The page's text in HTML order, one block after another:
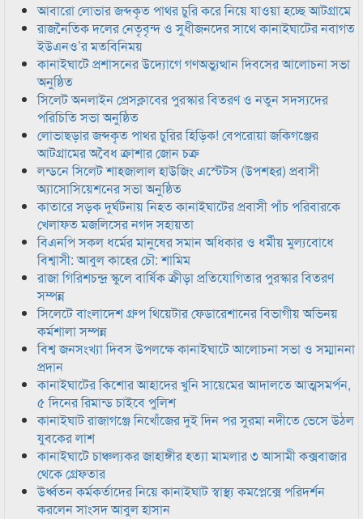
আবারো লোভার জব্দকৃত পাথর চুরি করে নিয়ে যাওয়া হচ্ছে আটগ্রামে
রাজনৈতিক দলের নেতৃবৃন্দ ও সুধীজনদের সাথে কানাইঘাটের নবাগত
ইউএনও’র মতবিনিময়
কানাইঘাটে প্রশাসনের উদ্যোগে গণঅভ্যুত্থান দিবসের আলোচনা সভা
অনুষ্ঠিত
সিলেট অনলাইন প্রেসক্লাবের পুরস্কার বিতরণ ও নতুন সদস্যদের
পরিচিতি সভা অনুষ্ঠিত
লোভাছড়ার জব্দকৃত পাথর চুরির হিড়িক! বেপরোয়া জকিগঞ্জের
আটগ্রামের অবৈধ ক্রাশার জোন চক্র
লন্ডনে সিলেট শাহজালাল হাউজিং এস্টেটস (উপশহর) প্রবাসী
অ্যাসোসিয়েশনের সভা অনুষ্ঠিত
কাতারে সড়ক দুর্ঘটনায় নিহত কানাইঘাটের প্রবাসী পাঁচ পরিবারকে
খেলাফত মজলিসের নগদ সহায়তা
বিএনপি সকল ধর্মের মানুষের সমান অধিকার ও ধর্মীয় মুল্যবোধে
বিশ্বাসী: আবুল কাহের চৌ: শামিম
রাজা গিরিশচন্দ্র স্কুলে বার্ষিক ক্রীড়া প্রতিযোগিতার পুরস্কার বিতরণ
সম্পন্ন
সিলেটে বাংলাদেশ গ্রুপ থিয়েটার ফেডারেশানের বিভাগীয় অভিনয়
কর্মশালা সম্পন্ন
বিশ্ব জনসংখ্যা দিবস উপলক্ষে কানাইঘাটে আলোচনা সভা ও সম্মাননা
প্রদান
কানাইঘাটের কিশোর আহাদের খুনি সায়েমের আদালতে আত্মসমর্পন,
৫ দিনের রিমান্ড চাইবে পুলিশ
কানাইঘাট রাজাগঞ্জে নিখোঁজের দুই দিন পর সুরমা নদীতে ভেসে উঠল
যুবকের লাশ
কানাইঘাটে চাঞ্চল্যকর জাহাঙ্গীর হত্যা মামলার ৩ আসামী কক্সবাজার
থেকে গ্রেফতার
উর্ধ্বতন কর্মকর্তাদের নিয়ে কানাইঘাট স্বাস্থ্য কমপ্লেক্সে পরিদর্শন
করলেন সাংসদ আবুল হাসান